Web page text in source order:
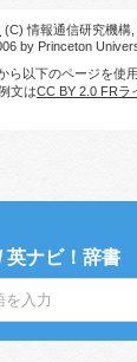
(C) 情報通信研究機構
by Princeton
ら以下のページを使
文はCC BY 2.0 FRラ
英ナビ！辞書